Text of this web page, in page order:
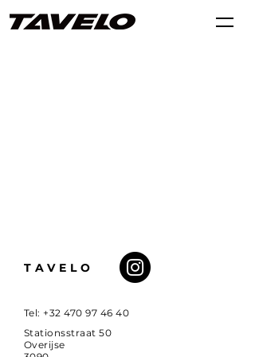
TAVELO
Tel: +32 470 97 46 40
Stationsstraat 50
Overijse